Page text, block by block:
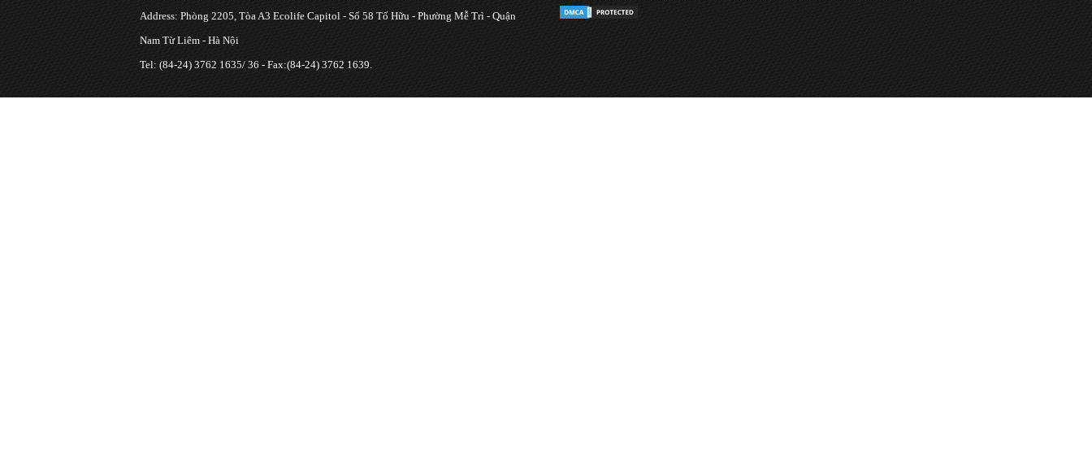
Address: Phòng 2205, Tòa A3 Ecolife Capitol - Số 58 Tố Hữu - Phường Mễ Trì - Quận
Nam Từ Liêm - Hà Nội
Tel: (84-24) 3762 1635/ 36 - Fax:(84-24) 3762 1639.